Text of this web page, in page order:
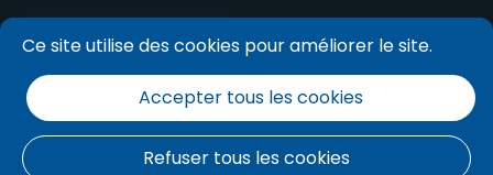
Ce site utilise des cookies pour améliorer le site.
Refuser tous les cookies
Accepter tous les cookies